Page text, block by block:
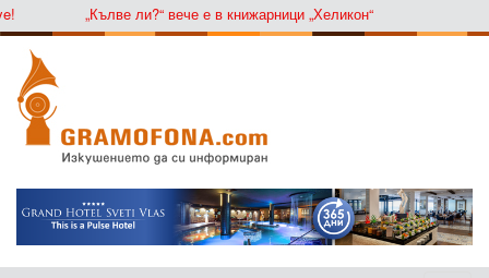
„Кълве ли?“ вече е в книжарници „Хеликон“